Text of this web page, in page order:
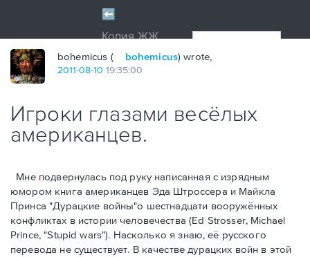
bohemicus ( bohemicus) wrote,
2011-08-10 19:35:00
Игроки глазами весёлых
американцев.
Мне подвернулась под руку написанная с изрядным
юмором книга американцев Эдa Штроссерa и Майклa
Принсa "Дурацкие войны"о шестнадцати вооружённых
конфликтах в истории человечества (Ed Strosser, Michael
Prince, "Stupid wars"). Насколько я знаю, её русского
перевода не существует. В качестве дурацких войн в этой